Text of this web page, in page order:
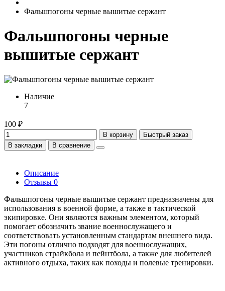
Фальшпогоны черные вышитые сержант
Фальшпогоны черные
вышитые сержант
Наличие
7
100 ₽
В корзину
Быстрый заказ
В закладки
В сравнение
Описание
Отзывы 0
Фальшпогоны черные вышитые сержант предназначены для
использования в военной форме, а также в тактической
экипировке. Они являются важным элементом, который
помогает обозначить звание военнослужащего и
соответствовать установленным стандартам внешнего вида.
Эти погоны отлично подходят для военнослужащих,
участников страйкбола и пейнтбола, а также для любителей
активного отдыха, таких как походы и полевые тренировки.